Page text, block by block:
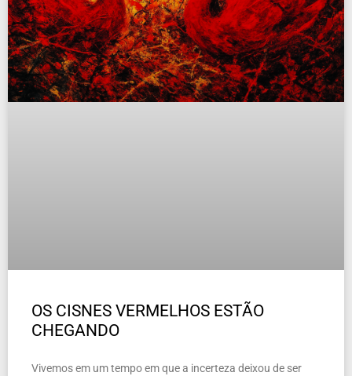
OS CISNES VERMELHOS ESTÃO
CHEGANDO
Vivemos em um tempo em que a incerteza deixou de ser